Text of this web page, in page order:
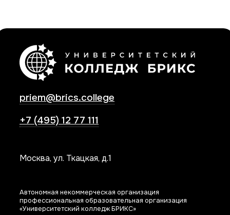
priem@brics.college
+7 (495) 12 77 111
Москва, ул. Ткацкая, д.1
Автономная некоммерческая организация
профессиональная образовательная организация
«Университетский колледж БРИКС»